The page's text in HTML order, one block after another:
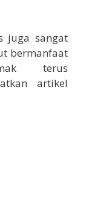
juga sangat
bermanfaat
terus
artikel